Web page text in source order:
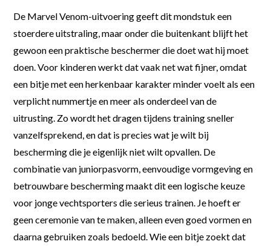
De Marvel Venom-uitvoering geeft dit mondstuk een
stoerdere uitstraling, maar onder die buitenkant blijft het
gewoon een praktische beschermer die doet wat hij moet
doen. Voor kinderen werkt dat vaak net wat fijner, omdat
een bitje met een herkenbaar karakter minder voelt als een
verplicht nummertje en meer als onderdeel van de
uitrusting. Zo wordt het dragen tijdens training sneller
vanzelfsprekend, en dat is precies wat je wilt bij
bescherming die je eigenlijk niet wilt opvallen. De
combinatie van juniorpasvorm, eenvoudige vormgeving en
betrouwbare bescherming maakt dit een logische keuze
voor jonge vechtsporters die serieus trainen. Je hoeft er
geen ceremonie van te maken, alleen even goed vormen en
daarna gebruiken zoals bedoeld. Wie een bitje zoekt dat